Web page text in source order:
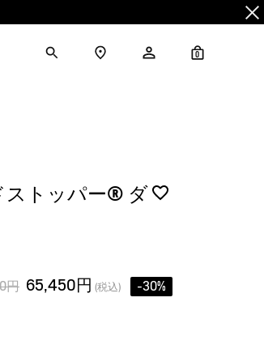
0
ストッパー® ダ
円 65,450円 (税込) -30%